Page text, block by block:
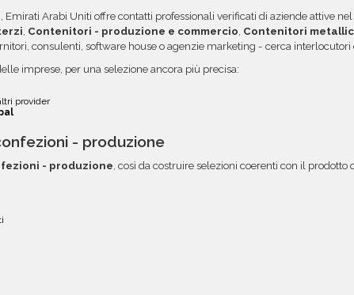
pronti,
diretto via
opzione.
Emirati Arabi Uniti offre contatti professionali verificati di aziende attive
Contenitori - produzione e commercio Contenitori
consulenti, software house o agenzie marketing - cerca
imprese, per una selezione ancora più precisa:
provider
- produzione
- produzione, così da costruire selezioni coerenti con il prodotto